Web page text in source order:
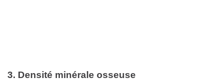
3. Densité minérale osseuse